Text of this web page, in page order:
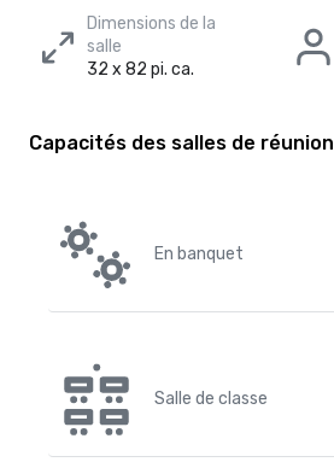
Dimensions de la
salle
32 x 82 pi. ca.
Capacités des salles de réunion
En banquet
Salle de classe